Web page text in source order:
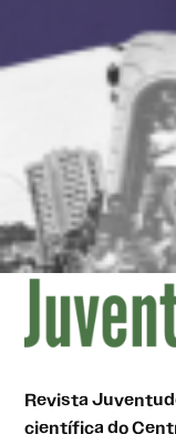
Revista
científica do